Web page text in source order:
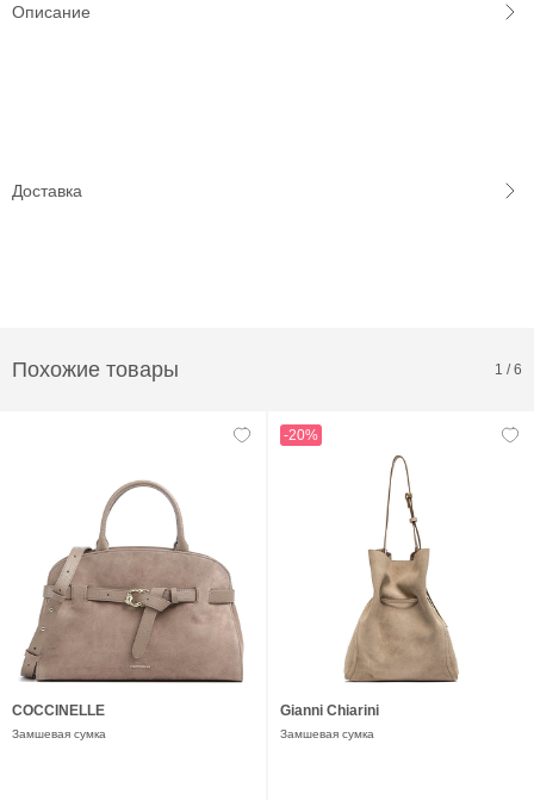
Описание
Доставка
Похожие товары 1 /6
COCCINELLE
Замшевая сумка
-20%
Gianni Chiarini
Замшевая сумка